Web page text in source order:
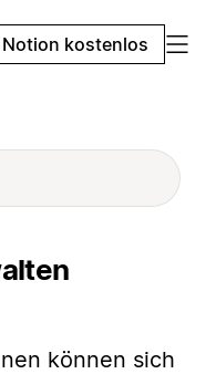
kostenlos
können sich